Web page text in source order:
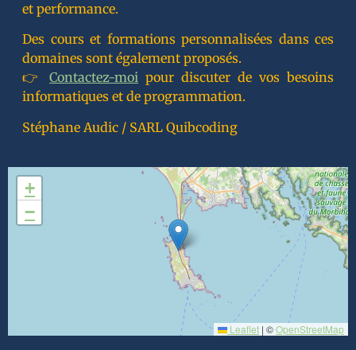
et performance.
Des cours et formations personnalisées dans ces
domaines sont également proposés.
👉 Contactez-moi pour discuter de vos besoins
informatiques et de programmation.
Stéphane Audic / SARL Quibcoding
+
−
Leaflet | ©OpenStreetMap